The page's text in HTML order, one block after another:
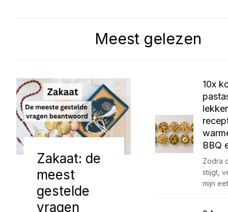
Meest gelezen
Zakaat: de
meest
gestelde
vragen
10x
BBQ
Zodra
stijgt,
mijn